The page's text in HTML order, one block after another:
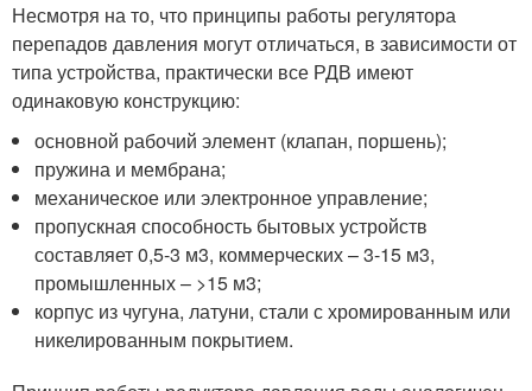
Несмотря на то, что принципы работы регулятора
перепадов давления могут отличаться, в зависимости от
типа устройства, практически все РДВ имеют
одинаковую конструкцию:
основной рабочий элемент (клапан, поршень);
пружина и мембрана;
механическое или электронное управление;
пропускная способность бытовых устройств
составляет 0,5-3 м3, коммерческих – 3-15 м3,
промышленных – >15 м3;
корпус из чугуна, латуни, стали с хромированным или
никелированным покрытием.